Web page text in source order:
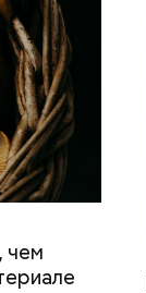
чем